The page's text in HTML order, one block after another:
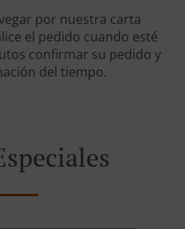
por nuestra carta
el pedido cuando esté
confirmar su pedido y
del tiempo.